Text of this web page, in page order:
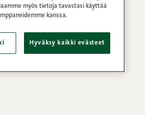
myös tietoja tavastasi käyttää
kanssa.
Hyväksy kaikki evästeet